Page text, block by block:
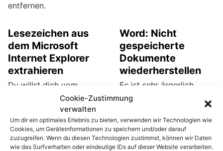
entfernen.
Lesezeichen aus
dem Microsoft
Internet Explorer
extrahieren
Du willst dich vom
Internet Explorer trennen
und zu einem anderen
Browser wechseln? Dann
vergiss nicht, deine
ganzen Lesezeichen
Word: Nicht
gespeicherte
Dokumente
wiederherstellen
Es ist sehr ärgerlich,
wenn Office Word
ärgerlicher ist es, wenn
man an einem Dokument
lange Zeit gearbeitet und
Cookie-Zustimmung
verwalten
Um dir ein optimales Erlebnis zu bieten, verwenden wir Technologien wie
Cookies, um Geräteinformationen zu speichern und/oder darauf
zuzugreifen. Wenn du diesen Technologien zustimmst, können wir Daten
wie das Surfverhalten oder eindeutige IDs auf dieser Website verarbeiten.